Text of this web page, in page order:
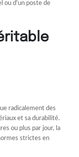
ou d'un poste de
radicalement des
et sa durabilité.
ou plus par jour, la
strictes en